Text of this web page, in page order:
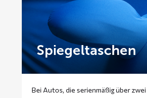
Spiegeltaschen
Bei Autos, die serienmäßig über